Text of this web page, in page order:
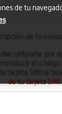
utilizarla, por
el
tarjeta SIM se
de tu tarjeta SIM.
de tu